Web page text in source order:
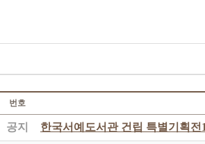
번호
공지 한국서예도서관 건립 특별기획전